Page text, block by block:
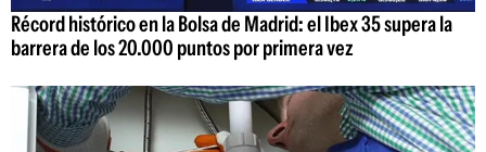
Récord histórico en la Bolsa de Madrid: el Ibex 35 supera la
barrera de los 20.000 puntos por primera vez